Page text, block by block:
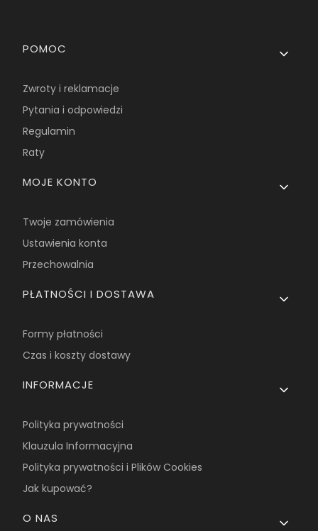
Linki w stopce
POMOC
Zwroty i reklamacje
Pytania i odpowiedzi
Regulamin
Raty
MOJE KONTO
Twoje zamówienia
Ustawienia konta
Przechowalnia
PŁATNOŚCI I DOSTAWA
Formy płatności
Czas i koszty dostawy
INFORMACJE
Polityka prywatności
Klauzula Informacyjna
Polityka prywatności i Plików Cookies
Jak kupować?
O NAS